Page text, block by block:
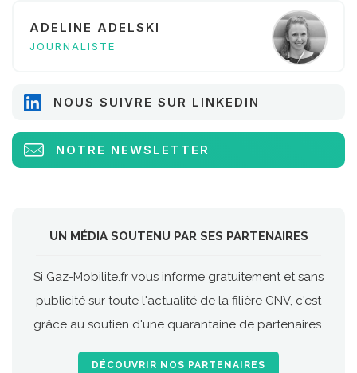
ADELINE ADELSKI
JOURNALISTE
NOUS SUIVRE SUR LINKEDIN
NOTRE NEWSLETTER
UN MÉDIA SOUTENU PAR SES PARTENAIRES
Si Gaz-Mobilite.fr vous informe gratuitement et sans
publicité sur toute l'actualité de la filière GNV, c'est
grâce au soutien d'une quarantaine de partenaires.
DÉCOUVRIR NOS PARTENAIRES